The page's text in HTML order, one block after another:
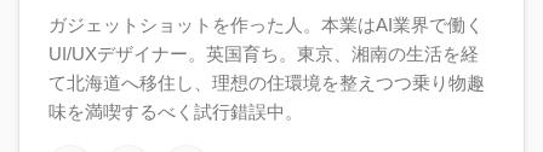
ガジェットショットを作った人。本業はAI業界で働く
UI/UXデザイナー。英国育ち。東京、湘南の生活を経
て北海道へ移住し、理想の住環境を整えつつ乗り物趣
味を満喫するべく試行錯誤中。